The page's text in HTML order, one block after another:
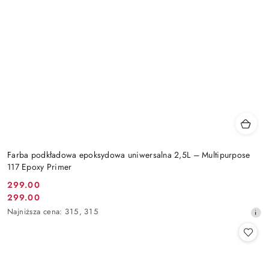
Farba podkładowa epoksydowa uniwersalna 2,5L – Multipurpose
117 Epoxy Primer
Cena
promocyjna:
299.00
Cena
promocyjna:
299.00
Najniższa
Najniższa cena: 315, 315